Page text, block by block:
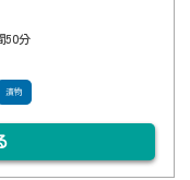
50分
漬物